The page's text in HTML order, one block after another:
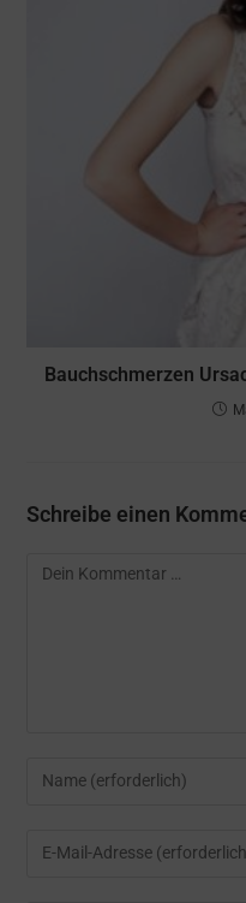
Bauchschmerzen
Schreibe einen
Kommentar
Gib
oder
Gib